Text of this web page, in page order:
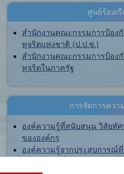
ศูนย์ร้องเ
สำนักงานคณะกรรมการป้อง
ทุจริตแห่งชาติ (ป.ป.ช.)
สำนักงานคณะกรรมการป้อง
ทุจริตในภาครัฐ
การจัดการควา
องค์ความรู้ที่สนับสนุน วิสัยทั
ขององค์กร
องค์ความรู้จากประสบการณ์